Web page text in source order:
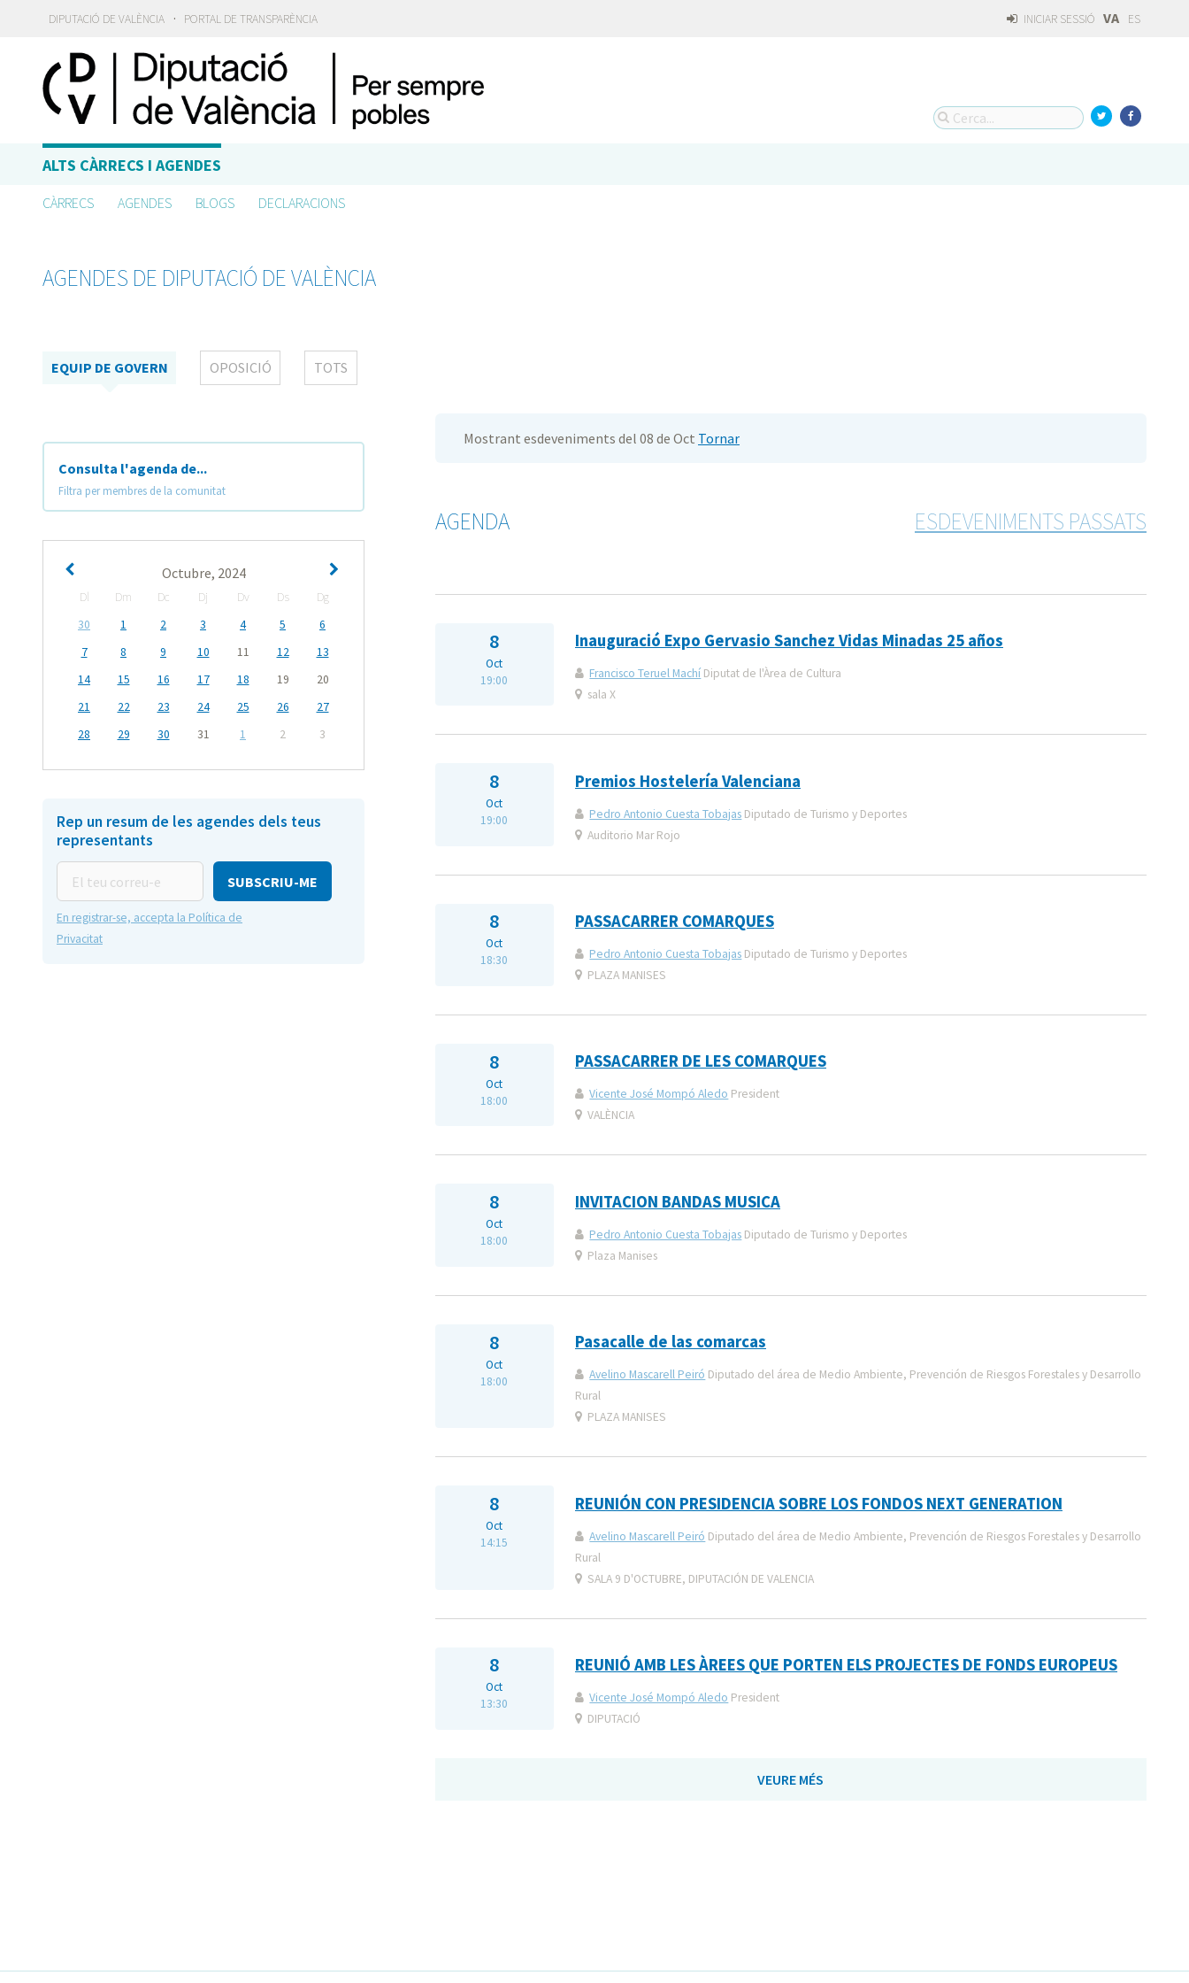
DIPUTACIÓ DE VALÈNCIA · PORTAL DE TRANSPARÈNCIA INICIAR SESSIÓ VA ES
ALTS CÀRRECS I AGENDES
CÀRRECS AGENDES BLOGS DECLARACIONS
AGENDES DE DIPUTACIÓ DE VALÈNCIA
EQUIP DE GOVERN OPOSICIÓ TOTS
Consulta l'agenda de...
Filtra per membres de la comunitat
Octubre, 2024
Dl Dm Dc Dj Dv Ds
Dg
30
1 2 3 4 5
6
7
8 9 10 11 12
13
14
15 16 17 18 19
20
21
22 23 24 25 26
27
28
29 30 31 1 2 3
Rep un resum de les agendes dels teus
representants
teu
correu-
e
En registrar-se, accepta la Política de
Privacitat
Mostrant esdeveniments del 08 de Oct Tornar
AGENDA ESDEVENIMENTS PASSATS
8
Oct
19:00
Inauguració Expo Gervasio Sanchez Vidas Minadas 25 años
Francisco Teruel Machí Diputat de l'Àrea de Cultura
sala X
8
Oct
19:00
Premios Hostelería Valenciana
Pedro Antonio Cuesta Tobajas Diputado de Turismo y Deportes
Auditorio Mar Rojo
8
Oct
18:30
PASSACARRER COMARQUES
Pedro Antonio Cuesta Tobajas Diputado de Turismo y Deportes
PLAZA MANISES
8
Oct
18:00
PASSACARRER DE LES COMARQUES
Vicente José Mompó Aledo President
VALÈNCIA
8
Oct
18:00
INVITACION BANDAS MUSICA
Pedro Antonio Cuesta Tobajas Diputado de Turismo y Deportes
Plaza Manises
8
Oct
18:00
Pasacalle de las comarcas
Avelino Mascarell Peiró Diputado del área de Medio Ambiente, Prevención de Riesgos Forestales y Desarrollo
Rural
PLAZA MANISES
8
Oct
14:15
REUNIÓN CON PRESIDENCIA SOBRE LOS FONDOS NEXT GENERATION
Avelino Mascarell Peiró Diputado del área de Medio Ambiente, Prevención de Riesgos Forestales y Desarrollo
Rural
SALA 9 D'OCTUBRE, DIPUTACIÓN DE VALENCIA
8
Oct
13:30
REUNIÓ AMB LES ÀREES QUE PORTEN ELS PROJECTES DE FONDS EUROPEUS
Vicente José Mompó Aledo President
DIPUTACIÓ
VEURE MÉS